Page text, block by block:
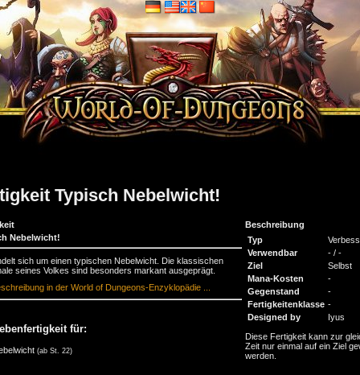
Typisch Nebelwicht!
Beschreibung
Nebelwicht!
sich um einen typischen Nebelwicht. Die klassischen
seines Volkes sind besonders markant ausgeprägt.
in der World of Dungeons-Enzyklopädie ...
für:
(ab St. 22)
Typ
Verwendbar
- / -
Ziel
Selbst
Mana-Kosten
-
Gegenstand
-
Fertigkeitenklasse -
Designed by
Iyus
Diese Fertigkeit kann zur
Zeit nur einmal auf ein Ziel
werden.